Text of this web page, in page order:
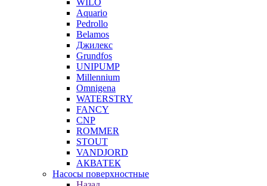
WILO
Aquario
Pedrollo
Belamos
Джилекс
Grundfos
UNIPUMP
Millennium
Omnigena
WATERSTRY
FANCY
CNP
ROMMER
STOUT
VANDJORD
АКВАТЕК
Насосы поверхностные